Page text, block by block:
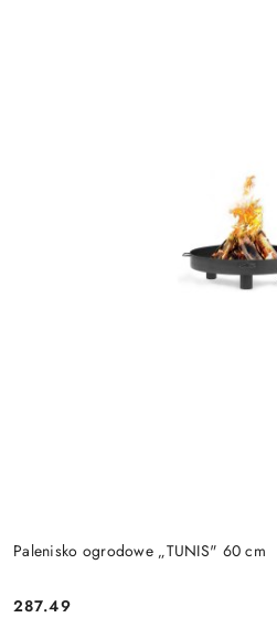
Palenisko ogrodowe „TUNIS" 60 cm
Cena:
287.49